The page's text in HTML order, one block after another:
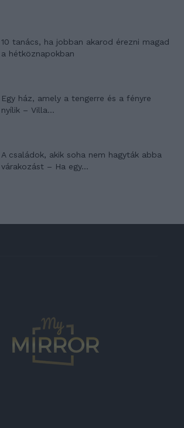
10 tanács, ha jobban akarod érezni magad
a hétköznapokban
Egy ház, amely a tengerre és a fényre
nyílik – Villa...
A családok, akik soha nem hagyták abba
várakozást – Ha egy...